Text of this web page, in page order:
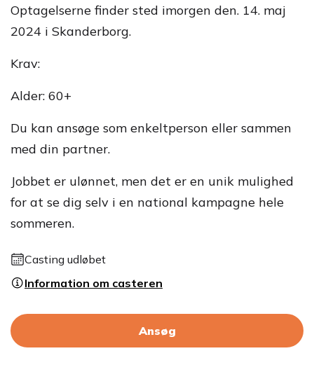
Optagelserne finder sted imorgen den. 14. maj
2024 i Skanderborg.
Krav:
Alder: 60+
Du kan ansøge som enkeltperson eller sammen
med din partner.
Jobbet er ulønnet, men det er en unik mulighed
for at se dig selv i en national kampagne hele
sommeren.
Casting udløbet
Information om casteren
Ansøg